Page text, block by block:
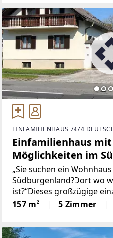
EINFAMILIENHAUS 7474
Einfamilienhaus
Möglichkeiten im
„Sie suchen ein
Südburgenland?Dort wo
ist?“Dieses großzügige
Jahr 1989 in
durch seine ruhige Lage,
157 m² 5 Zimmer